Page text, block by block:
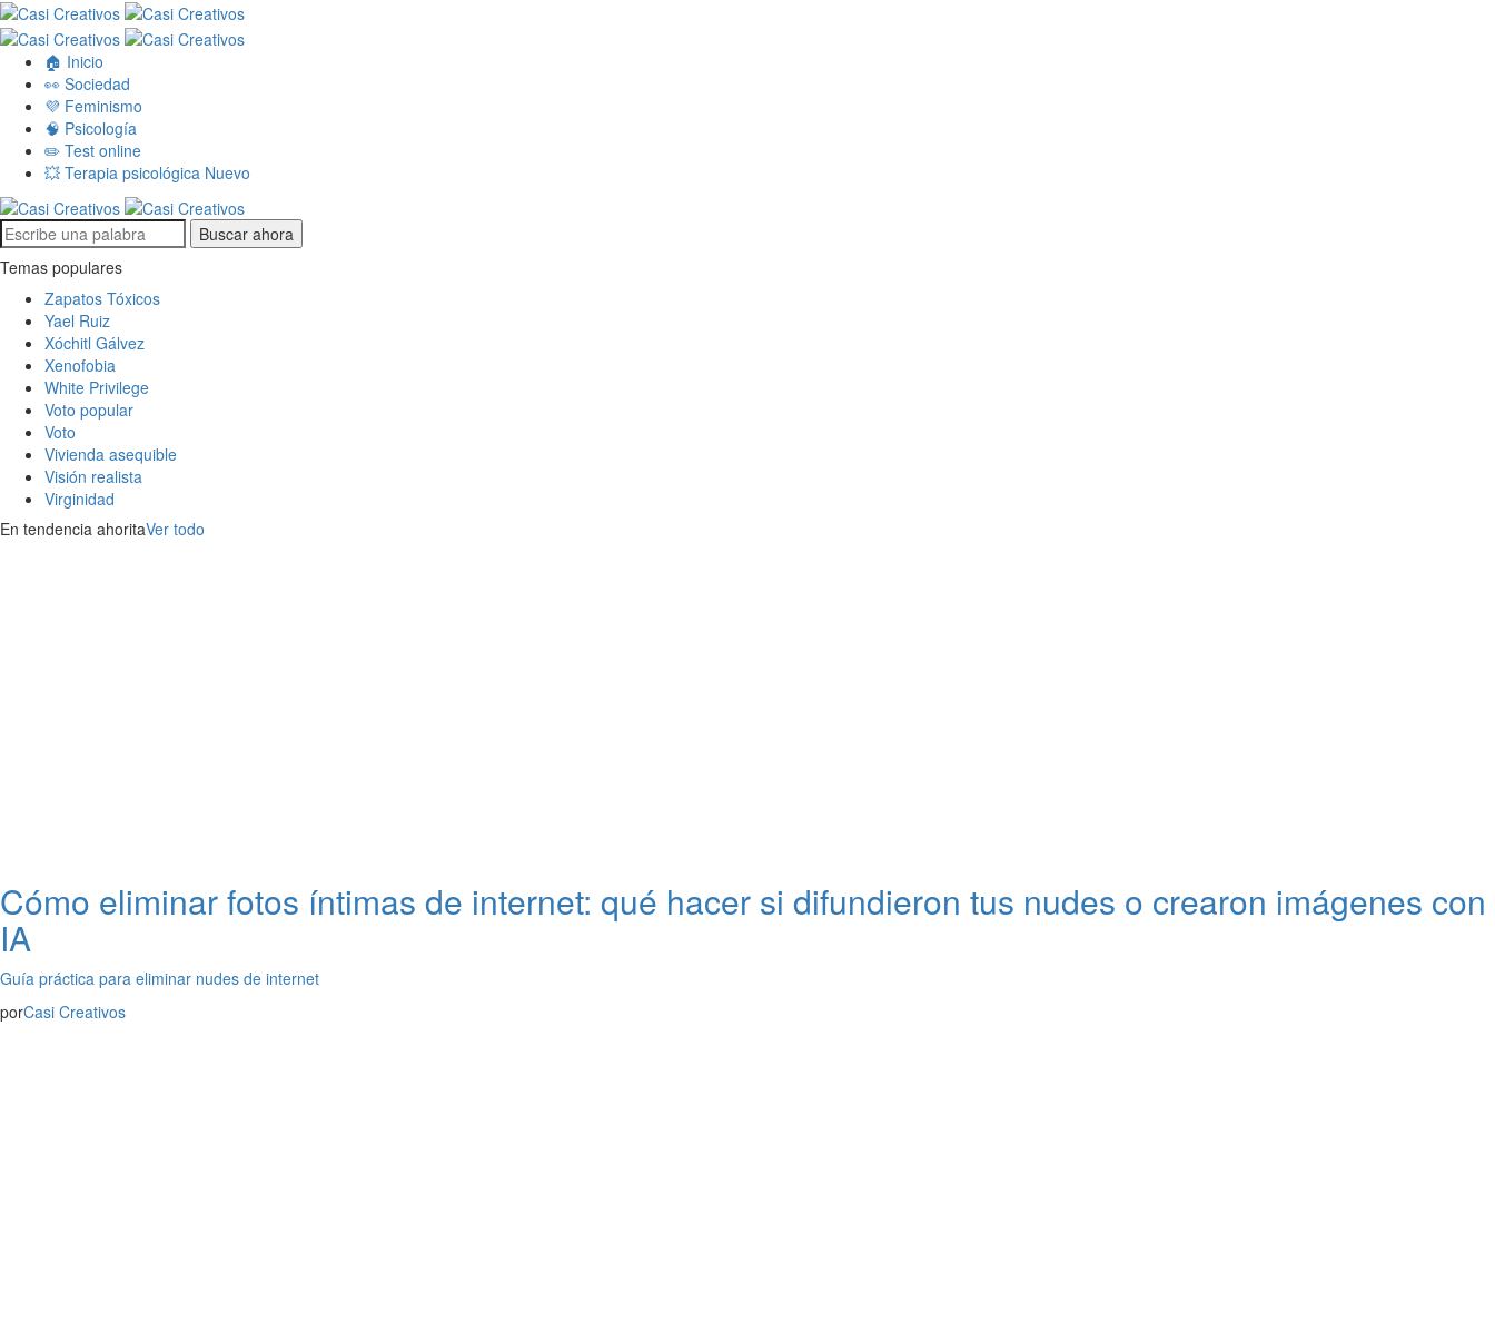
🏠 Inicio
👀 Sociedad
💜 Feminismo
🧠 Psicología
✏️ Test online
💥 Terapia psicológica Nuevo
Buscar ahora
Temas populares
Zapatos Tóxicos
Yael Ruiz
Xóchitl Gálvez
Xenofobia
White Privilege
Voto popular
Voto
Vivienda asequible
Visión realista
Virginidad
En tendencia ahoritaVer todo
Cómo eliminar fotos íntimas de internet: qué hacer si difundieron tus nudes o crearon imágenes con
IA
Guía práctica para eliminar nudes de internet
porCasi Creativos